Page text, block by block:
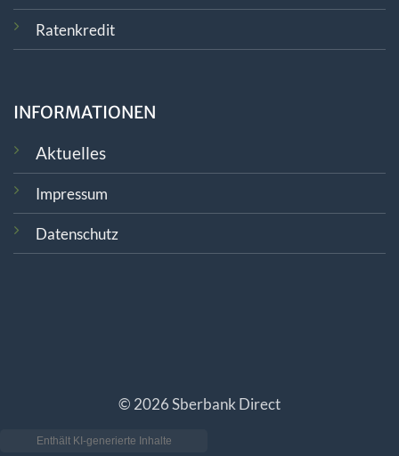
Ratenkredit
INFORMATIONEN
Aktuelles
Impressum
Datenschutz
© 2026 Sberbank Direct